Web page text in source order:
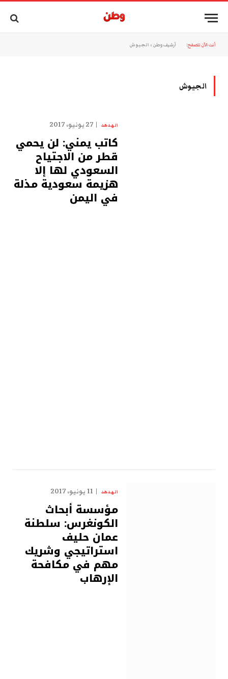
أنت الآن تتصفح: أرشيف وطن » الجيوش
الجيوش
الهدهد 27 يونيو، 2017
كاتب يمني: لن يحمي
قطر من الاجتياح
السعودي لها إلا
هزيمة سعودية مذلة
في اليمن
الهدهد 11 يونيو، 2017
مؤسسة أبحاث
الكونغرس: سلطنة
عمان حليف
استراتيجي وشريك
مهم في مكافحة
الإرهاب